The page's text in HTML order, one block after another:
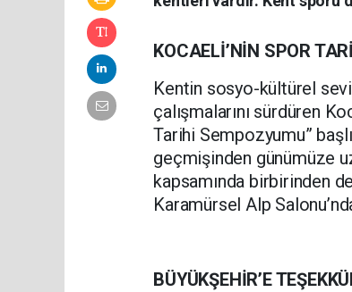
KOCAELİ’NİN SPOR
Kentin sosyo-kültürel
çalışmalarını sürdüren
Tarihi Sempozyumu”
geçmişinden günümüze
kapsamında birbirinden
Karamürsel Alp
BÜYÜKŞEHİR’E